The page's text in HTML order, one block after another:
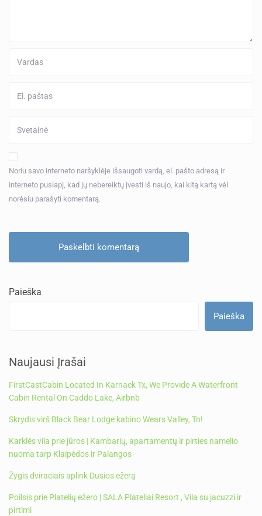
Noriu savo interneto naršyklėje išsaugoti vardą, el. pašto adresą ir
interneto puslapį, kad jų nebereiktų įvesti iš naujo, kai kitą kartą vėl
norėsiu parašyti komentarą.
Paieška
Paieška
Naujausi Įrašai
FirstCastCabin Located In Karnack Tx, We Provide A Waterfront
Cabin Rental On Caddo Lake, Airbnb
Skrydis virš Black Bear Lodge kabino Wears Valley, Tn!
Karklės vila prie jūros | Kambarių, apartamentų ir pirties namelio
nuoma tarp Klaipėdos ir Palangos
Žygis dviraciais aplink Dusios ežerą
Poilsis prie Platelių ežero | SALA Plateliai Resort , Vila su jacuzzi ir
pirtimi